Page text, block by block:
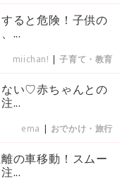
ると危険！子供の
...
miichan! |子育て・教育
い♡赤ちゃんとの
...
ema | おでかけ・旅行
の車移動！スムー
...